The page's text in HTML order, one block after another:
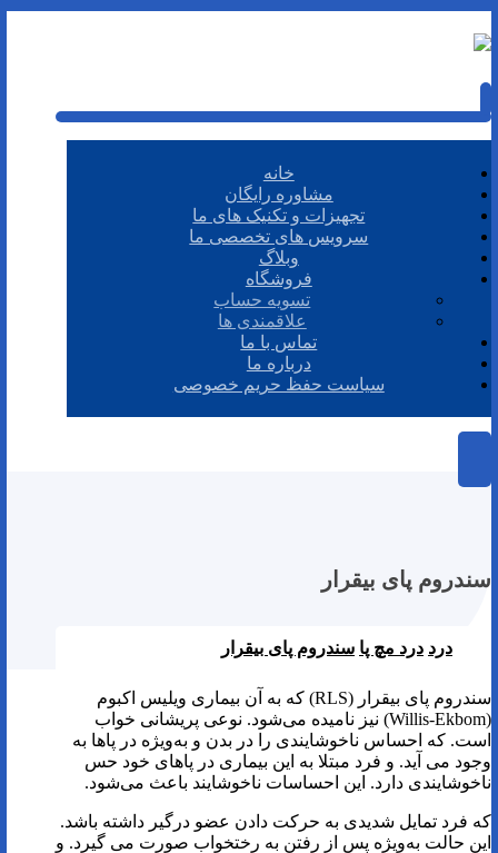
خانه
مشاوره رایگان
تجهیزات و تکنیک های ما
سرویس های تخصصی ما
وبلاگ
فروشگاه
تسویه حساب
علاقمندی ها
تماس با ما
درباره ما
سیاست حفظ حریم خصوصی
سندروم پای بیقرار
درد درد مچ پا سندروم پای بیقرار
سندروم پای بیقرار (RLS) که به آن بیماری ویلیس اکبوم
(Willis-Ekbom) نیز نامیده می‌شود. نوعی پریشانی خواب
است. که احساس ناخوشایندی را در بدن و به‌ویژه در پاها به
وجود می آید. و فرد مبتلا به این بیماری در پاهای خود حس
ناخوشایندی دارد. این احساسات ناخوشایند باعث می‌شود.
که فرد تمایل شدیدی به حرکت دادن عضو درگیر داشته باشد.
این حالت به‌ویژه پس از رفتن به رختخواب صورت می گیرد. و